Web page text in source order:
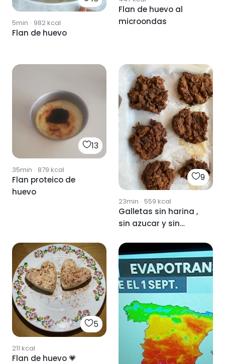
5min · 982kcal
Flan de huevo
Flan de huevo al
microondas
13
35min · 879 kcal
Flan proteico de
huevo
9
23min · 559 kcal
Galletas sin harina ,
sin azucar y sin
5
211 kcal
Flan de huevo 💗